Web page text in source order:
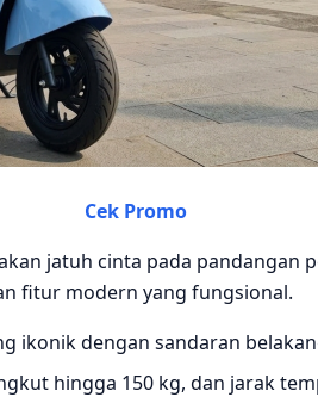
Cek Promo
jatuh cinta pada pandangan
fitur modern yang fungsional.
ikonik dengan sandaran
hingga 150 kg, dan jarak